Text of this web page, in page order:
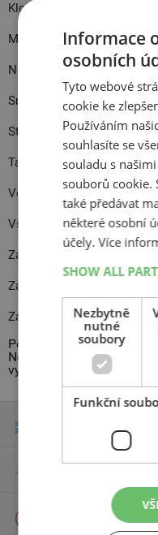
Klokoty
Měšice
Náchod
Smyslov
Stoklasná Lhota
Tábor
Větrovy
Všechov
Zahrádka
Záluží
Zárybničná Lhota
Podívejte se,kam
Nenašli jste své město
vybrané pneu vám
Celoroční
Informace
osobních
Tyto webové
cookie ke
Používáním
souhlasíte se
souladu s
souborů cookie.
také předávat
některé osobní
účely.Více
SHOW ALL
Nezbytně
nutné
soubory
Funkční